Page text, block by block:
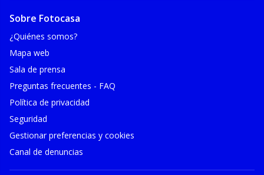
Sobre Fotocasa
¿Quiénes somos?
Mapa web
Sala de prensa
Preguntas frecuentes - FAQ
Política de privacidad
Seguridad
Gestionar preferencias y cookies
Canal de denuncias